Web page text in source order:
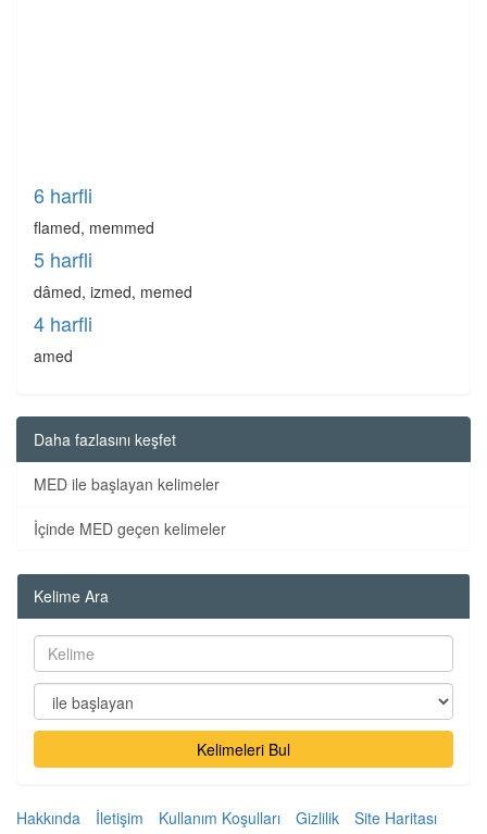
6 harfli
flamed, memmed
5 harfli
dâmed, izmed, memed
4 harfli
amed
Daha fazlasını keşfet
MED ile başlayan kelimeler
İçinde MED geçen kelimeler
Kelime Ara
Kelimeleri Bul
Hakkında İletişim Kullanım Koşulları Gizlilik Site Haritası